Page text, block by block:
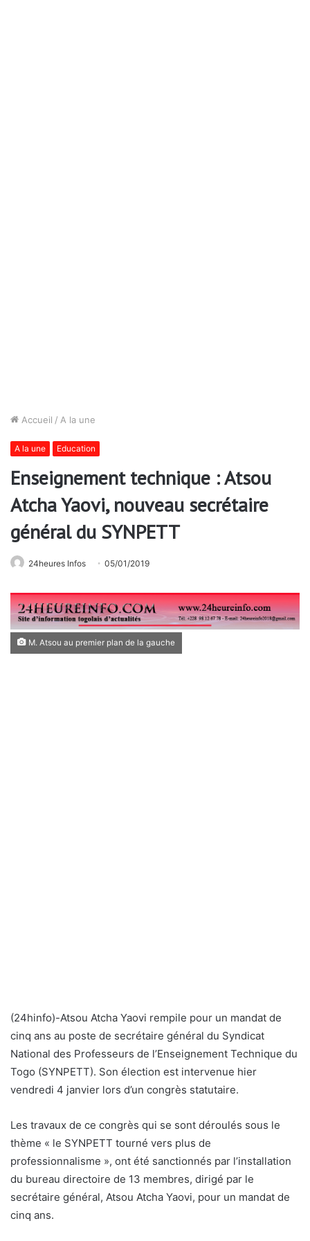
Accueil / A la une
A la une Education
Enseignement technique : Atsou
Atcha Yaovi, nouveau secrétaire
général du SYNPETT
24heures Infos 05/01/2019
M. Atsou au premier plan de la gauche
(24hinfo)-Atsou Atcha Yaovi rempile pour un mandat de
cinq ans au poste de secrétaire général du Syndicat
National des Professeurs de l’Enseignement Technique du
Togo (SYNPETT). Son élection est intervenue hier
vendredi 4 janvier lors d’un congrès statutaire.
Les travaux de ce congrès qui se sont déroulés sous le
thème « le SYNPETT tourné vers plus de
professionnalisme », ont été sanctionnés par l’installation
du bureau directoire de 13 membres, dirigé par le
secrétaire général, Atsou Atcha Yaovi, pour un mandat de
cinq ans.